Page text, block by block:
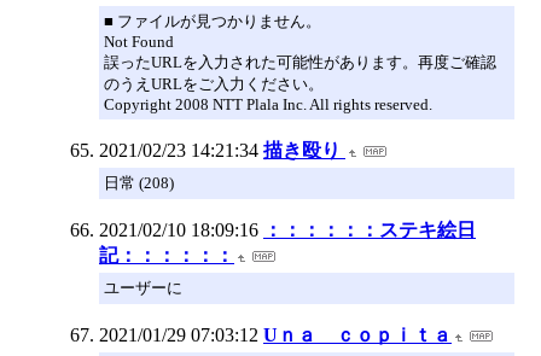
■ ファイルが見つかりません。
Not Found
誤ったURLを入力された可能性があります。再度ご確認
のうえURLをご入力ください。
Copyright 2008 NTT Plala Inc. All rights reserved.
2021/02/23 14:21:34 描き殴り
日常 (208)
2021/02/10 18:09:16
：：：：：：ステキ絵日
記：：：：：：
ユーザーに
2021/01/29 07:03:12 Uｎａ ｃｏｐｉｔａ